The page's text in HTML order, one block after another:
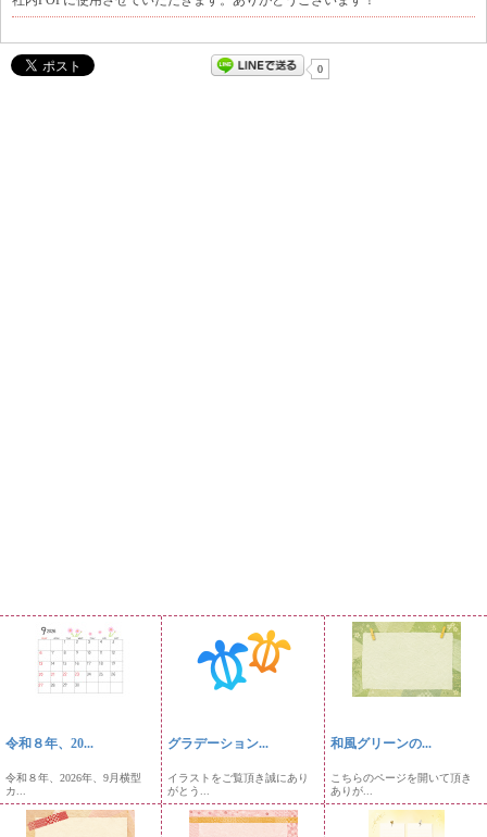
0
令和８年、20...
令和８年、2026年、9月横型
カ...
グラデーション...
イラストをご覧頂き誠にあり
がとう...
和風グリーンの...
こちらのページを開いて頂き
ありが...